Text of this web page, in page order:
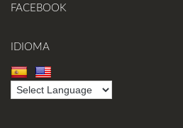
FACEBOOK
IDIOMA